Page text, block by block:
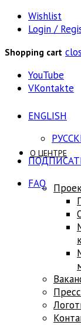
Wishlist
Login /
Shopping cart
YouTube
VKontakte
ENGLISH
FAQ
О ЦЕНТРЕ